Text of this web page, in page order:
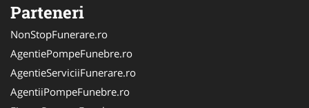
Parteneri
NonStopFunerare.ro
AgentiePompeFunebre.ro
AgentieServiciiFunerare.ro
AgentiiPompeFunebre.ro